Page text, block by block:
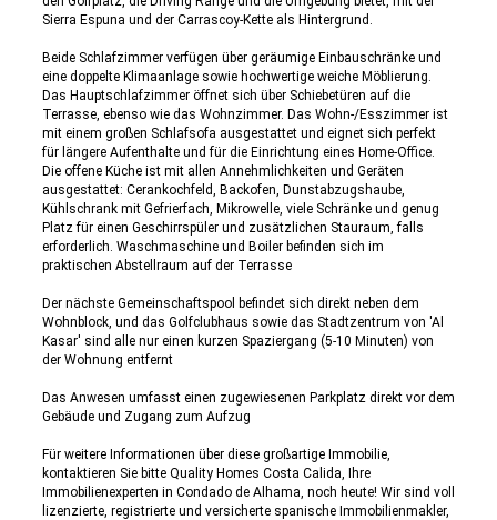
Sierra Espuna und der Carrascoy-Kette als Hintergrund.
Beide Schlafzimmer verfügen über geräumige Einbauschränke und
eine doppelte Klimaanlage sowie hochwertige weiche Möblierung.
Das Hauptschlafzimmer öffnet sich über Schiebetüren auf die
Terrasse, ebenso wie das Wohnzimmer. Das Wohn-/Esszimmer ist
mit einem großen Schlafsofa ausgestattet und eignet sich perfekt
für längere Aufenthalte und für die Einrichtung eines Home-Office.
Die offene Küche ist mit allen Annehmlichkeiten und Geräten
ausgestattet: Cerankochfeld, Backofen, Dunstabzugshaube,
Kühlschrank mit Gefrierfach, Mikrowelle, viele Schränke und genug
Platz für einen Geschirrspüler und zusätzlichen Stauraum, falls
erforderlich. Waschmaschine und Boiler befinden sich im
praktischen Abstellraum auf der Terrasse
Der nächste Gemeinschaftspool befindet sich direkt neben dem
Wohnblock, und das Golfclubhaus sowie das Stadtzentrum von 'Al
Kasar' sind alle nur einen kurzen Spaziergang (5-10 Minuten) von
der Wohnung entfernt
Das Anwesen umfasst einen zugewiesenen Parkplatz direkt vor dem
Gebäude und Zugang zum Aufzug
Für weitere Informationen über diese großartige Immobilie,
kontaktieren Sie bitte Quality Homes Costa Calida, Ihre
Immobilienexperten in Condado de Alhama, noch heute! Wir sind voll
lizenzierte, registrierte und versicherte spanische Immobilienmakler,